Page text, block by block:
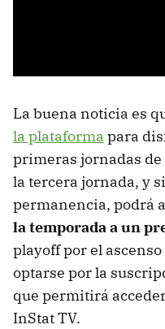
La buena noticia es
la plataforma para
primeras jornadas
la tercera jornada, y
permanencia, podrá
la temporada a un
playoff por el
optarse por la
que permitirá
InStat TV.